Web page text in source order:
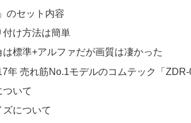
のセット内容
付け方法は簡単
標準+アルファだが画質は凄かった
年 売れ筋No.1モデルのコムテック「
いて
について